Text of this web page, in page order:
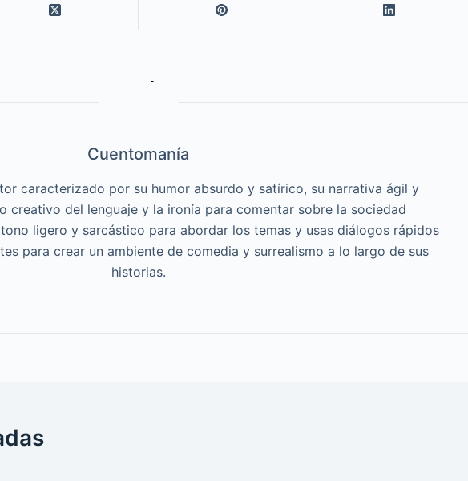
Cuentomanía
caracterizado por su humor absurdo y satírico, su narrativa ágil y
creativo del lenguaje y la ironía para comentar sobre la sociedad
ligero y sarcástico para abordar los temas y usas diálogos rápidos
para crear un ambiente de comedia y surrealismo a lo largo de sus
historias.